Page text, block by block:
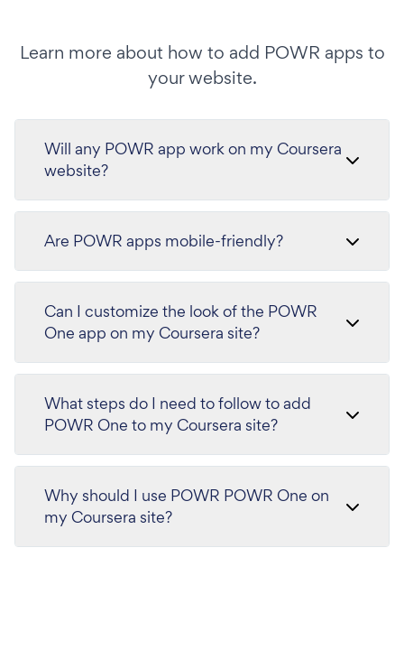
Learn more about how to add POWR apps to
your website.
Will any POWR app work on my Coursera
website?
Are POWR apps mobile-friendly?
Can I customize the look of the POWR
One app on my Coursera site?
What steps do I need to follow to add
POWR One to my Coursera site?
Why should I use POWR POWR One on
my Coursera site?